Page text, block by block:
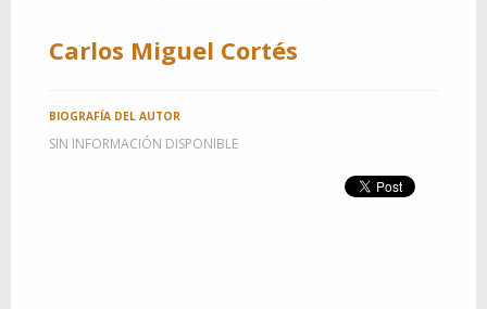
Carlos Miguel Cortés
BIOGRAFÍA DEL AUTOR
SIN INFORMACIÓN DISPONIBLE